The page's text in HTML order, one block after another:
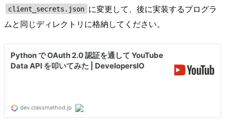
client_secrets.json に変更して、後に実装するプログラ
ムと同じディレクトリに格納してください。